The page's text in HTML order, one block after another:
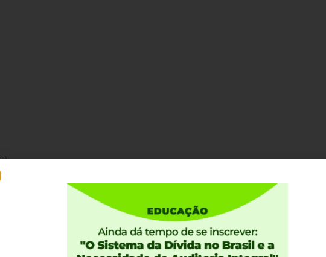
de debentures com Garantia real da 2 emissão e
sob o regime de garantia firme (27/02/2014)